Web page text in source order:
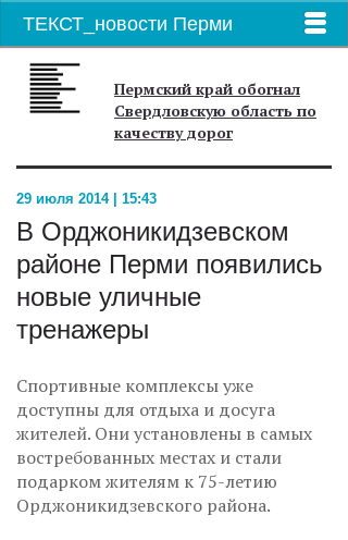
ТЕКСТ_новости Перми
Пермский край обогнал
Свердловскую область по
качеству дорог
29 июля 2014 | 15:43
В Орджоникидзевском
районе Перми появились
новые уличные
тренажеры
Спортивные комплексы уже
доступны для отдыха и досуга
жителей. Они установлены в самых
востребованных местах и стали
подарком жителям к 75-летию
Орджоникидзевского района.